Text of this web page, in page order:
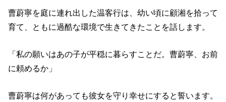
曹蔚寧を庭に連れ出した温客行は、幼い頃に顧湘を拾って
育て、ともに過酷な環境で生きてきたことを話します。
「私の願いはあの子が平穏に暮らすことだ。曹蔚寧、お前
に頼めるか」
曹蔚寧は何があっても彼女を守り幸せにすると誓います。